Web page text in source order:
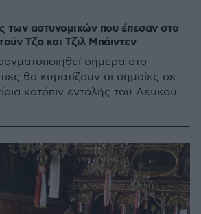
των αστυνομικών που έπεσαν στο
Τζο και Τζιλ Μπάιντεν
σήμερα στο
θα κυματίζουν οι σημαίες σε
κατόπιν εντολής του Λευκού